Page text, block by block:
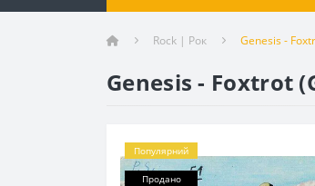
Rock | Рок Genesis -
Genesis - Foxtrot
Популярний
Продано